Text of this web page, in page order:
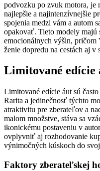
podvozku po zvuk motora, je
najlepšie a najintenzívnejšie
spojenia medzi vám a autom
opakovať. Tieto modely majú
emocionálnych výšin, pričom
ženie dopredu na cestách aj v
Limitované edície
Limitované edície áut sú
Rarita a jedinečnosť týchto
atraktivitu pre zberateľov a
malom množstve, stáva sa
ikonickému postaveniu v
ovplyvniť aj rozhodovanie
výnimočných kúskoch do
Faktory zberateľskej